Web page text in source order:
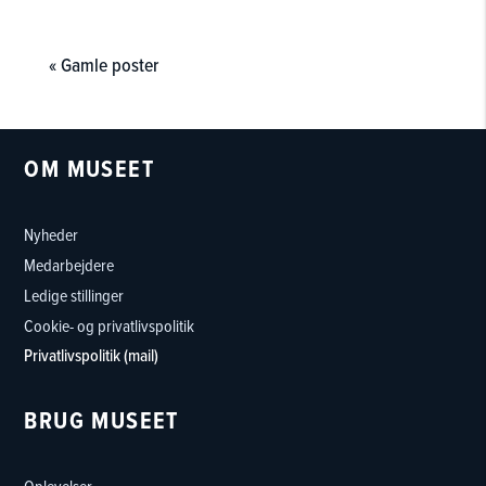
« Gamle poster
OM MUSEET
Nyheder
Medarbejdere
Ledige stillinger
Cookie- og privatlivspolitik
Privatlivspolitik (mail)
BRUG MUSEET